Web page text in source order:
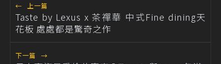
← 上一篇
Taste by Lexus x 茶禪華 中式Fine dining天
花板 處處都是驚奇之作
下一篇 →